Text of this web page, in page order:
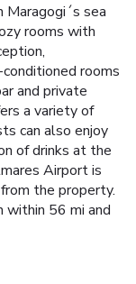
sea
rooms with
rooms
and private
a variety of
can also enjoy
of drinks at the
Airport is
the property.
within 56 mi and